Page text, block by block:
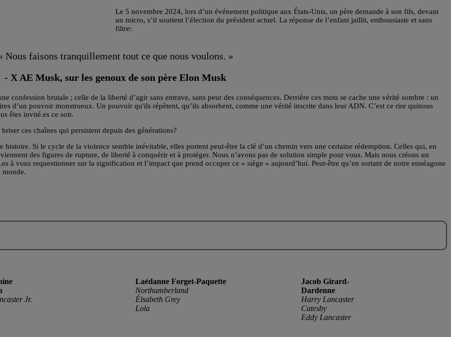
Le 5 novembre 2024, lors d’un événement politique aux États-Unis, un père demande à son fils, devant
un micro, s’il soutient l’élection du président actuel. La réponse de l’enfant jaillit, enthousiaste et sans
filtre:
Nous faisons tranquillement tout ce que nous voulons. »
- X AE Musk, sur les genoux de son père Elon Musk
confession brutale ; celle de la liberté d’agir sans entrave, sans peur des conséquences. Derrière ces mots se cache une vérité sombre : un
d’un pouvoir monstrueux. Un pouvoir qu'ils répètent, qu’ils absorbent, comme une vérité inscrite dans leur ADN. C’est ce rire quinous
êtes invité.es ce soir.
ces chaînes qui persistent depuis des générations?
histoire. Si le cycle de la violence semble inévitable, elles portent peut-être la clé d’un chemin vers une certaine rédemption. Celles qui, en
des figures de rupture, de liberté à conquérir et à protéger. Nous n’avons pas de solution simple pour vous. Mais nous créons un
à vous requestionner sur la signification et l’impact que prend occuper ce « siège » aujourd’hui. Peut-être qu’en sortant de notre ennéagone
monde.
Jr.
Laédanne Forget-Paquette
Northumberland
Élsabeth Grey
Lola
Jacob Girard-
Dardenne
Harry Lancaster
Catesby
Eddy Lancaster